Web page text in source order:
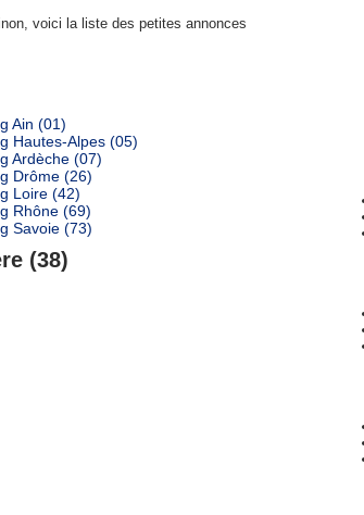
voici la liste des petites annonces
Ain (01)
Hautes-Alpes (05)
Ardèche (07)
Drôme (26)
Loire (42)
Rhône (69)
Savoie (73)
(38)